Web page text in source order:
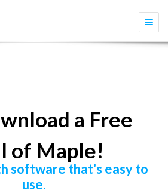
a Free
of Maple!
software that's easy to
use.